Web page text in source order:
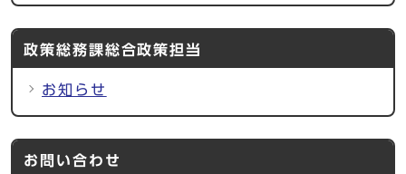
政策総務課総合政策担当
お知らせ
お問い合わせ